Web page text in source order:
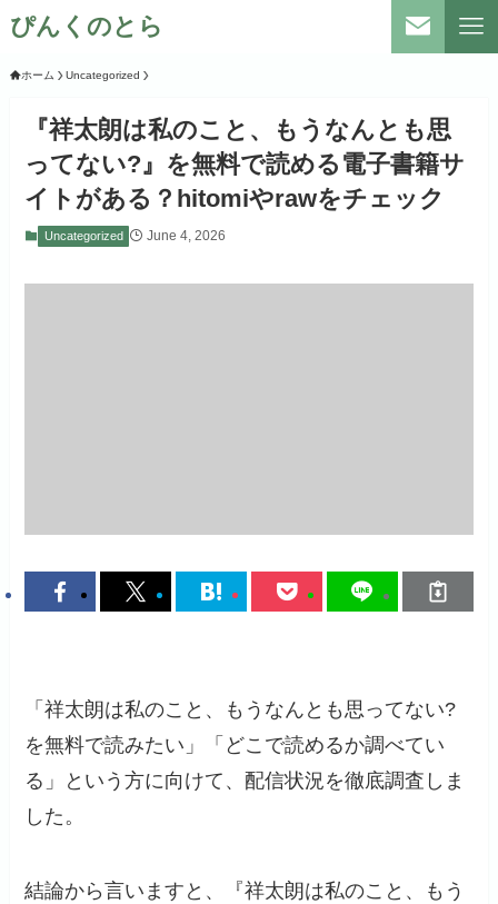
ぴんくのとら
ホーム Uncategorized
『祥太朗は私のこと、もうなんとも思
ってない?』を無料で読める電子書籍サ
イトがある？hitomiやrawをチェック
Uncategorized June 4, 2026
「祥太朗は私のこと、もうなんとも思ってない?
を無料で読みたい」「どこで読めるか調べてい
る」という方に向けて、配信状況を徹底調査しま
した。
結論から言いますと、『祥太朗は私のこと、もう